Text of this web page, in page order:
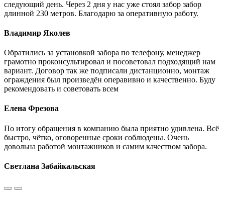
следующий день. Через 2 дня у нас уже стоял забор забор
длинной 230 метров. Благодарю за оперативную работу.
Владимир Яколев
Обратились за установкой забора по телефону, менеджер
грамотно проконсультировал и посоветовал подходящий нам
вариант. Договор так же подписали дистанционно, монтаж
ограждения был произведён операвивно и качественно. Буду
рекомендовать и советовать всем
Елена Фрезова
По итогу обращения в компанию была приятно удивлена. Всё
быстро, чётко, оговоренные сроки соблюдены. Очень
довольна работой монтажников и самим качеством забора.
Светлана Забайкальская